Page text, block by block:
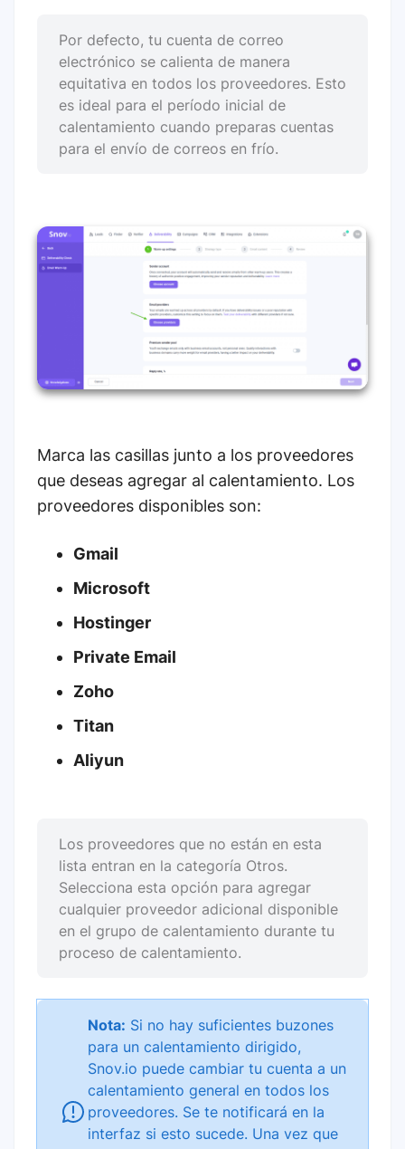
Por defecto, tu cuenta de correo
electrónico se calienta de manera
equitativa en todos los proveedores. Esto
es ideal para el período inicial de
calentamiento cuando preparas cuentas
para el envío de correos en frío.
Marca las casillas junto a los proveedores
que deseas agregar al calentamiento. Los
proveedores disponibles son:
Gmail
Microsoft
Hostinger
Private Email
Zoho
Titan
Aliyun
Los proveedores que no están en esta
lista entran en la categoría Otros.
Selecciona esta opción para agregar
cualquier proveedor adicional disponible
en el grupo de calentamiento durante tu
proceso de calentamiento.
Nota: Si no hay suficientes buzones
para un calentamiento dirigido,
Snov.io puede cambiar tu cuenta a un
calentamiento general en todos los
proveedores. Se te notificará en la
interfaz si esto sucede. Una vez que